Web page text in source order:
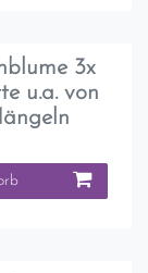
3x
u.a. von